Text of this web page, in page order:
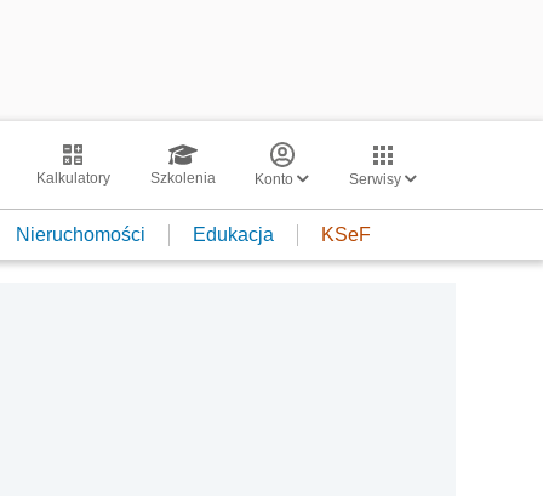
Kalkulatory Szkolenia Konto Serwisy
Nieruchomości Edukacja KSeF